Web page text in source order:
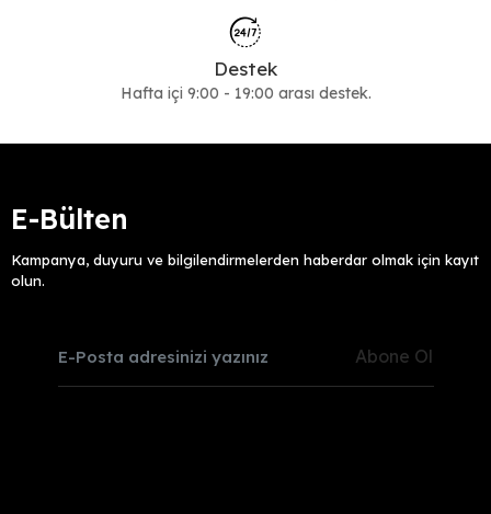
Destek
Hafta içi 9:00 - 19:00 arası destek.
E-Bülten
Kampanya, duyuru ve bilgilendirmelerden haberdar olmak için kayıt
olun.
Abone Ol